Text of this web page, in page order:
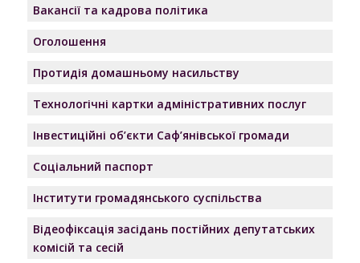
Вакансії та кадрова політика
Оголошення
Протидія домашньому насильству
Технологічні картки адміністративних послуг
Інвестиційні об’єкти Саф’янівської громади
Соціальний паспорт
Інститути громадянського суспільства
Відеофіксація засідань постійних депутатських
комісій та сесій